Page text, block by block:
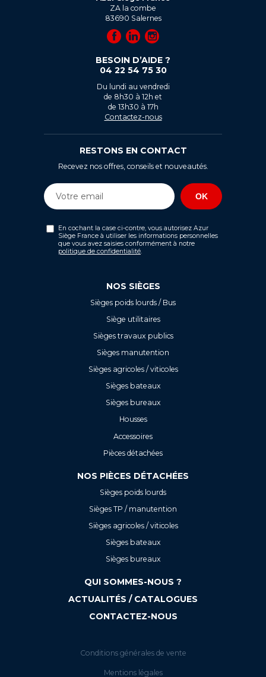
ZA la combe
83690 Salernes
BESOIN D’AIDE ?
04 22 54 75 30
Du lundi au vendredi
de 8h30 à 12h et
de 13h30 à 17h
Contactez-nous
RESTONS EN CONTACT
Recevez nos offres, conseils et nouveautés.
En cochant la case ci-contre, vous autorisez Azur
Siège France à utiliser les informations personnelles
que vous avez saisies conformément à notre
politique de confidentialité
NOS SIÈGES
Sièges poids lourds / Bus
Siège utilitaires
Sièges travaux publics
Sièges manutention
Sièges agricoles / viticoles
Sièges bateaux
Sièges bureaux
Housses
Accessoires
Pièces détachées
NOS PIÈCES DÉTACHÉES
Sièges poids lourds
Sièges TP / manutention
Sièges agricoles / viticoles
Sièges bateaux
Sièges bureaux
QUI SOMMES-NOUS ?
ACTUALITÉS / CATALOGUES
CONTACTEZ-NOUS
Conditions générales de vente
Mentions légales